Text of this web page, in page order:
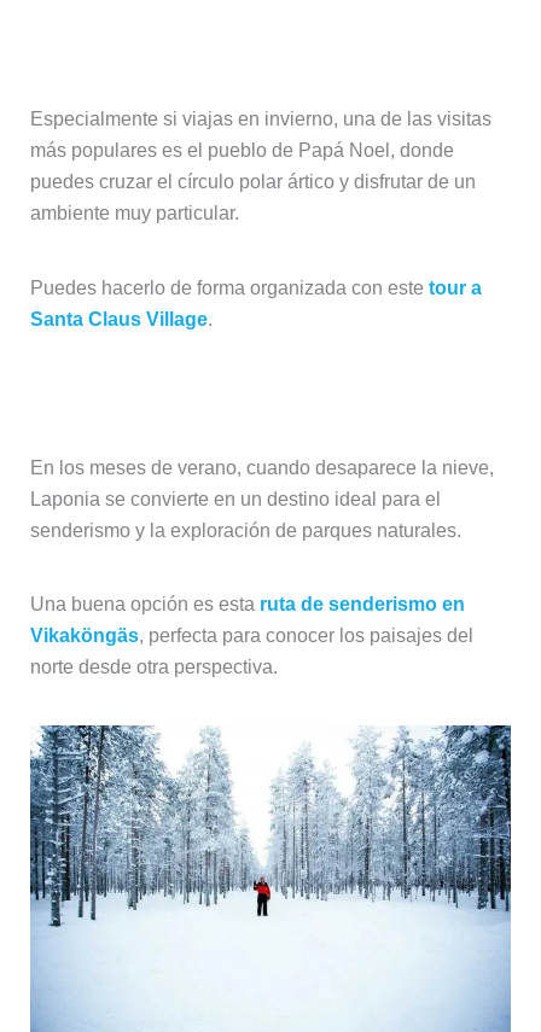
Especialmente si viajas en invierno, una de las visitas
más populares es el pueblo de Papá Noel, donde
puedes cruzar el círculo polar ártico y disfrutar de un
ambiente muy particular.
Puedes hacerlo de forma organizada con este tour a
Santa Claus Village.
En los meses de verano, cuando desaparece la nieve,
Laponia se convierte en un destino ideal para el
senderismo y la exploración de parques naturales.
Una buena opción es esta ruta de senderismo en
Vikaköngäs, perfecta para conocer los paisajes del
norte desde otra perspectiva.